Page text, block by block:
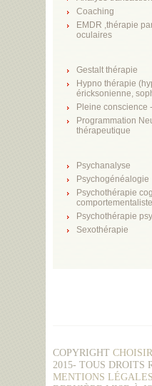
Coaching
EMDR ,thérapie
oculaires
Gestalt thérapie
Hypno thérapie
éricksonienne,
Pleine conscience
Programmation
thérapeutique
Psychanalyse
Psychogénéalogie
Psychothérapie
comportementaliste
Psychothérapie
Sexothérapie
COPYRIGHT
2015- TOUS DROITS
MENTIONS LÉGALES